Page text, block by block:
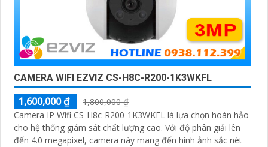
CAMERA WIFI EZVIZ CS-H8C-R200-1K3WKFL
1,600,000 ₫
1,800,000 ₫
Camera IP Wifi CS-H8c-R200-1K3WKFL là lựa chọn hoàn hảo
cho hệ thống giám sát chất lượng cao. Với độ phân giải lên
đến 4.0 megapixel, camera này mang đến hình ảnh sắc nét